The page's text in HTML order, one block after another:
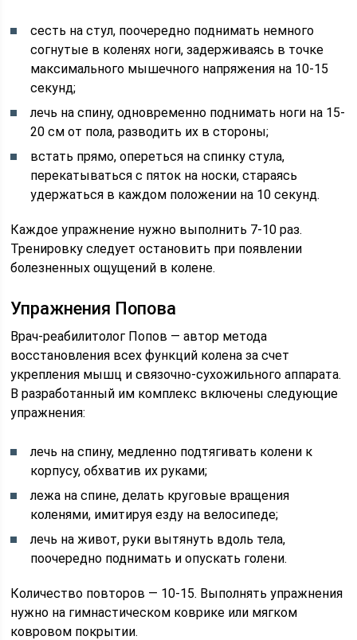
сесть на стул, поочередно поднимать немного
согнутые в коленях ноги, задерживаясь в точке
максимального мышечного напряжения на 10-15
секунд;
лечь на спину, одновременно поднимать ноги на 15-
20 см от пола, разводить их в стороны;
встать прямо, опереться на спинку стула,
перекатываться с пяток на носки, стараясь
удержаться в каждом положении на 10 секунд.
Каждое упражнение нужно выполнить 7-10 раз.
Тренировку следует остановить при появлении
болезненных ощущений в колене.
Упражнения Попова
Врач-реабилитолог Попов — автор метода
восстановления всех функций колена за счет
укрепления мышц и связочно-сухожильного аппарата.
В разработанный им комплекс включены следующие
упражнения:
лечь на спину, медленно подтягивать колени к
корпусу, обхватив их руками;
лежа на спине, делать круговые вращения
коленями, имитируя езду на велосипеде;
лечь на живот, руки вытянуть вдоль тела,
поочередно поднимать и опускать голени.
Количество повторов — 10-15. Выполнять упражнения
нужно на гимнастическом коврике или мягком
ковровом покрытии.